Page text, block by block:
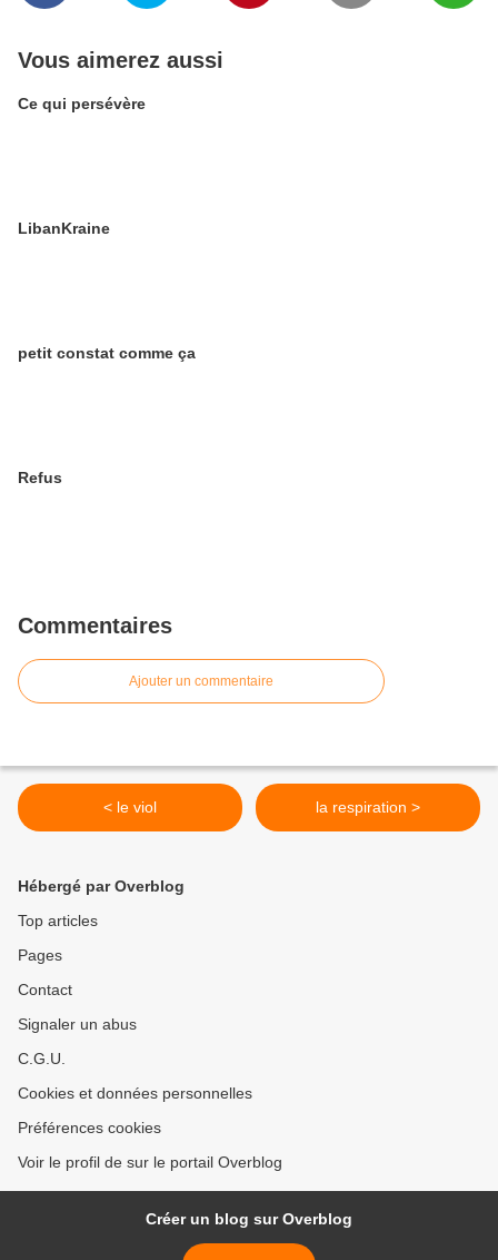
Vous aimerez aussi
Ce qui persévère
LibanKraine
petit constat comme ça
Refus
Commentaires
Ajouter un commentaire
< le viol la respiration >
Hébergé par Overblog
Top articles
Pages
Contact
Signaler un abus
C.G.U.
Cookies et données personnelles
Préférences cookies
Voir le profil de sur le portail Overblog
Créer un blog sur Overblog